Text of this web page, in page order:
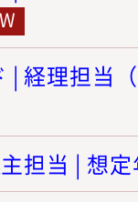
| 経理担当
担当 | 想